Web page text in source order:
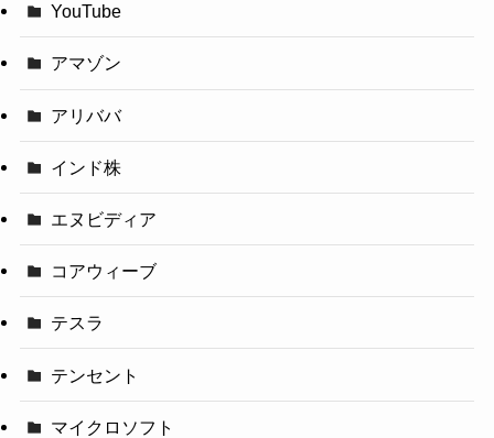
YouTube
アマゾン
アリババ
インド株
エヌビディア
コアウィーブ
テスラ
テンセント
マイクロソフト